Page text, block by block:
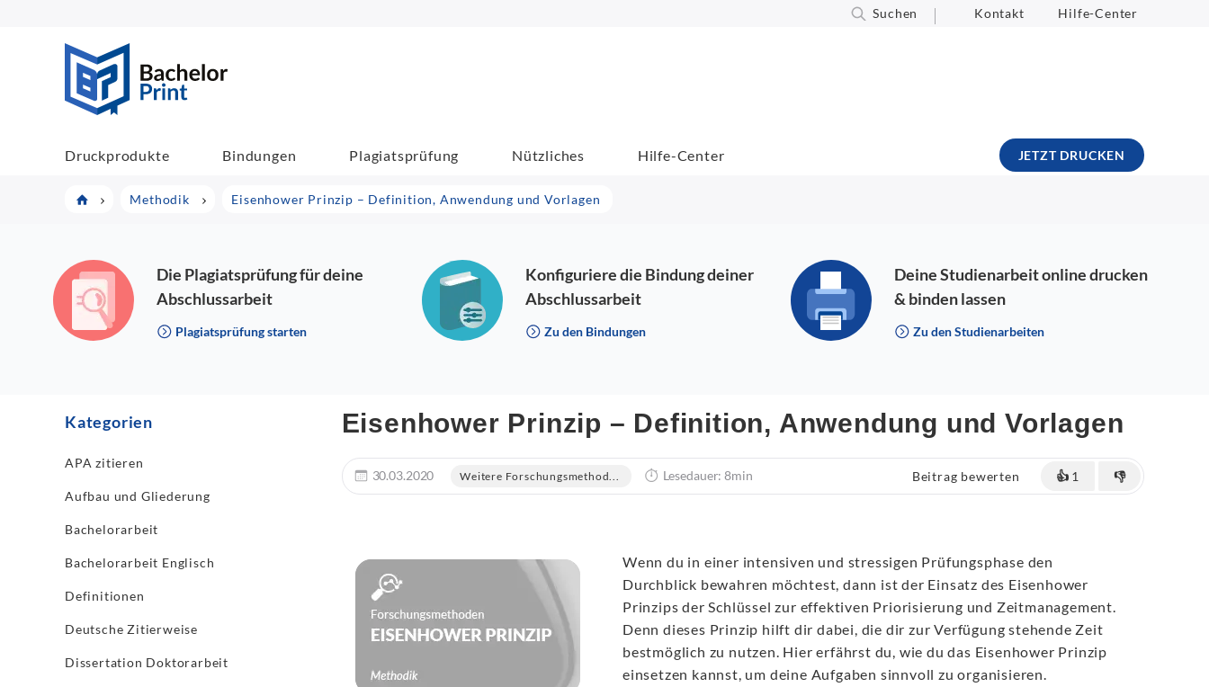
Suchen Kontakt Hilfe-Center
Druckprodukte Bindungen Plagiatsprüfung Nützliches Hilfe-Center JETZT DRUCKEN
Methodik Eisenhower Prinzip – Definition, Anwendung und Vorlagen
Die Plagiatsprüfung für deine
Abschlussarbeit
Plagiatsprüfung starten
Konfiguriere die Bindung deiner
Abschlussarbeit
Zu den Bindungen
Deine Studienarbeit online drucken
& binden lassen
Zu den Studienarbeiten
Kategorien
APA zitieren
Aufbau und Gliederung
Bachelorarbeit
Bachelorarbeit Englisch
Definitionen
Deutsche Zitierweise
Dissertation Doktorarbeit
Eisenhower Prinzip – Definition, Anwendung und Vorlagen
30.03.2020 Weitere Forschungsmethod... Lesedauer: 8min Beitrag bewerten 👍 1 👎
Wenn du in einer intensiven und stressigen Prüfungsphase den
Durchblick bewahren möchtest, dann ist der Einsatz des Eisenhower
Prinzips der Schlüssel zur effektiven Priorisierung und Zeitmanagement.
Denn dieses Prinzip hilft dir dabei, die dir zur Verfügung stehende Zeit
bestmöglich zu nutzen. Hier erfährst du, wie du das Eisenhower Prinzip
einsetzen kannst, um deine Aufgaben sinnvoll zu organisieren.